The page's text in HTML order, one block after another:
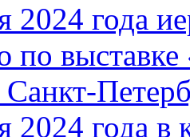
2024 года
по
Санкт-
2024 года